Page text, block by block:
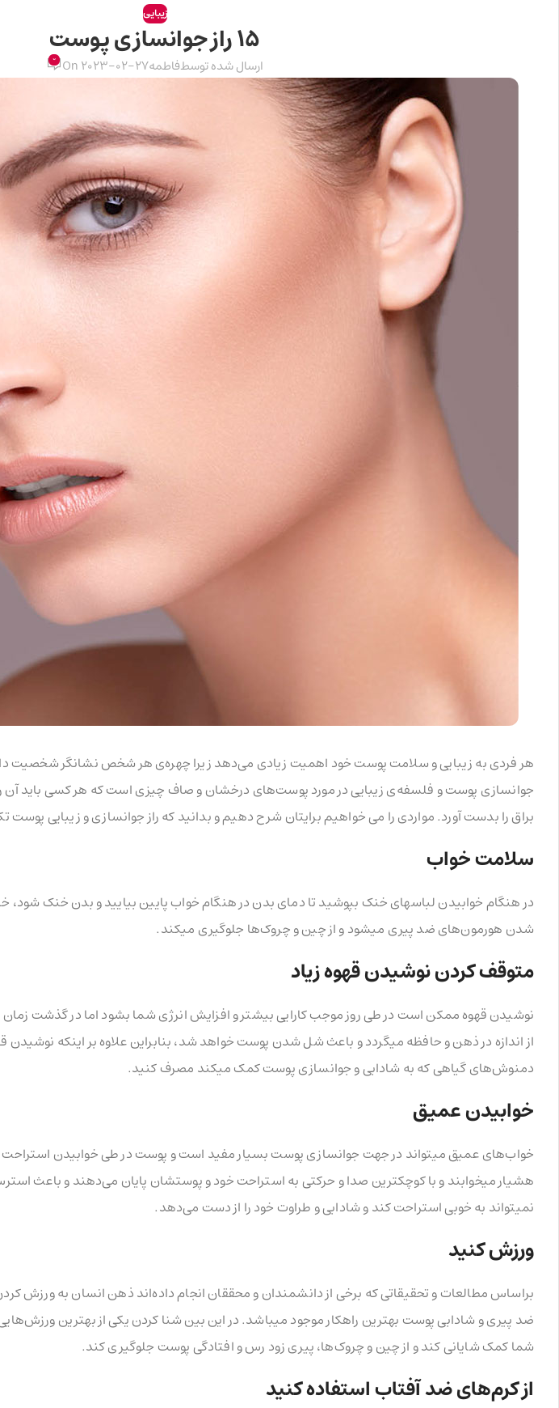
زیبایی
15 راز جوانسازی پوست
ارسال شده توسطفاطمهOn 2023-02-27
0
هر فردی به زیبایی و سلامت پوست خود اهمیت زیادی می‌دهد زیرا چهره‌ی هر شخص نشانگر شخصیت
جوانسازی پوست و فلسفه‌ی زیبایی در مورد پوست‌های درخشان و صاف چیزی است که هر کسی باید آن را
براق را بدست آورد. مواردی را می خواهیم برایتان شرح دهیم و بدانید که راز جوانسازی و زیبایی پوست
سلامت خواب
در هنگام خوابیدن لباسهای خنک بپوشید تا دمای بدن در هنگام خواب پایین بیایید و بدن خنک شود،
شدن هورمون‌های ضد پیری میشود و از چین و چروک‌ها جلوگیری میکند.
متوقف کردن نوشیدن قهوه زیاد
نوشیدن قهوه ممکن است در طی روز موجب کارایی بیشتر و افزایش انرژی شما بشود اما در گذشت
از اندازه در ذهن و حافظه میگردد و باعث شل شدن پوست خواهد شد، بنابراین علاوه بر اینکه نوشیدن
دمنوش‌های گیاهی که به شادابی و جوانسازی پوست کمک میکند مصرف کنید.
خوابیدن عمیق
خواب‌های عمیق میتواند در جهت جوانسازی پوست بسیار مفید است و پوست در طی خوابیدن استراحت
هشیار میخوابند و با کوچکترین صدا و حرکتی به استراحت خود و پوستشان پایان می‌دهند و باعث
نمیتواند به خوبی استراحت کند و شادابی و طراوت خود را از دست می‌دهد.
ورزش کنید
براساس مطالعات و تحقیقاتی که برخی از دانشمندان و محققان انجام داده‌اند ذهن انسان به ورزش
ضد پیری و شادابی پوست بهترین راهکار موجود میباشد. در این بین شنا کردن یکی از بهترین
شما کمک شایانی کند و از چین و چروک‌ها، پیری زود رس و افتادگی پوست جلوگیری کند.
از کرم‌های ضد آفتاب استفاده کنید